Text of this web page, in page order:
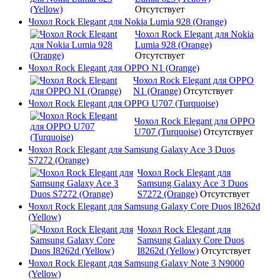
Отсутствует
Чохол Rock Elegant для Nokia Lumia 928 (Orange)
Чохол Rock Elegant для Nokia
Lumia 928 (Orange)
Отсутствует
Чохол Rock Elegant для OPPO N1 (Orange)
Чохол Rock Elegant для OPPO
N1 (Orange) Отсутствует
Чохол Rock Elegant для OPPO U707 (Turquoise)
Чохол Rock Elegant для OPPO
U707 (Turquoise) Отсутствует
Чохол Rock Elegant для Samsung Galaxy Ace 3 Duos
S7272 (Orange)
Чохол Rock Elegant для
Samsung Galaxy Ace 3 Duos
S7272 (Orange) Отсутствует
Чохол Rock Elegant для Samsung Galaxy Core Duos I8262d
(Yellow)
Чохол Rock Elegant для
Samsung Galaxy Core Duos
I8262d (Yellow) Отсутствует
Чохол Rock Elegant для Samsung Galaxy Note 3 N9000
(Yellow)